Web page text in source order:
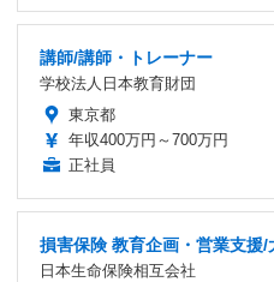
講師/講師・トレーナー
学校法人日本教育財団
東京都
年収400万円～700万円
正社員
損害保険 教育企画・営業支援
日本生命保険相互会社